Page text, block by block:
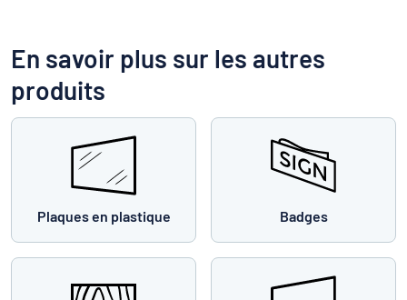
En savoir plus sur les autres
produits
Plaques en plastique Badges